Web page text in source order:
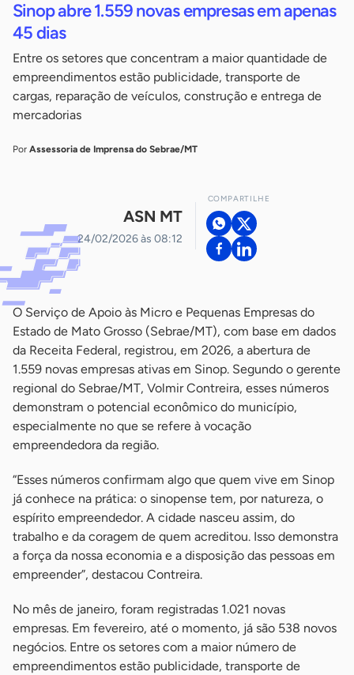
Sinop abre 1.559 novas empresas em apenas
45 dias
Entre os setores que concentram a maior quantidade de
empreendimentos estão publicidade, transporte de
cargas, reparação de veículos, construção e entrega de
mercadorias
Por Assessoria de Imprensa do Sebrae/MT
ASN MT
24/02/2026 às 08:12
COMPARTILHE
O Serviço de Apoio às Micro e Pequenas Empresas do
Estado de Mato Grosso (Sebrae/MT), com base em dados
da Receita Federal, registrou, em 2026, a abertura de
1.559 novas empresas ativas em Sinop. Segundo o gerente
regional do Sebrae/MT, Volmir Contreira, esses números
demonstram o potencial econômico do município,
especialmente no que se refere à vocação
empreendedora da região.
“Esses números confirmam algo que quem vive em Sinop
já conhece na prática: o sinopense tem, por natureza, o
espírito empreendedor. A cidade nasceu assim, do
trabalho e da coragem de quem acreditou. Isso demonstra
a força da nossa economia e a disposição das pessoas em
empreender”, destacou Contreira.
No mês de janeiro, foram registradas 1.021 novas
empresas. Em fevereiro, até o momento, já são 538 novos
negócios. Entre os setores com a maior número de
empreendimentos estão publicidade, transporte de